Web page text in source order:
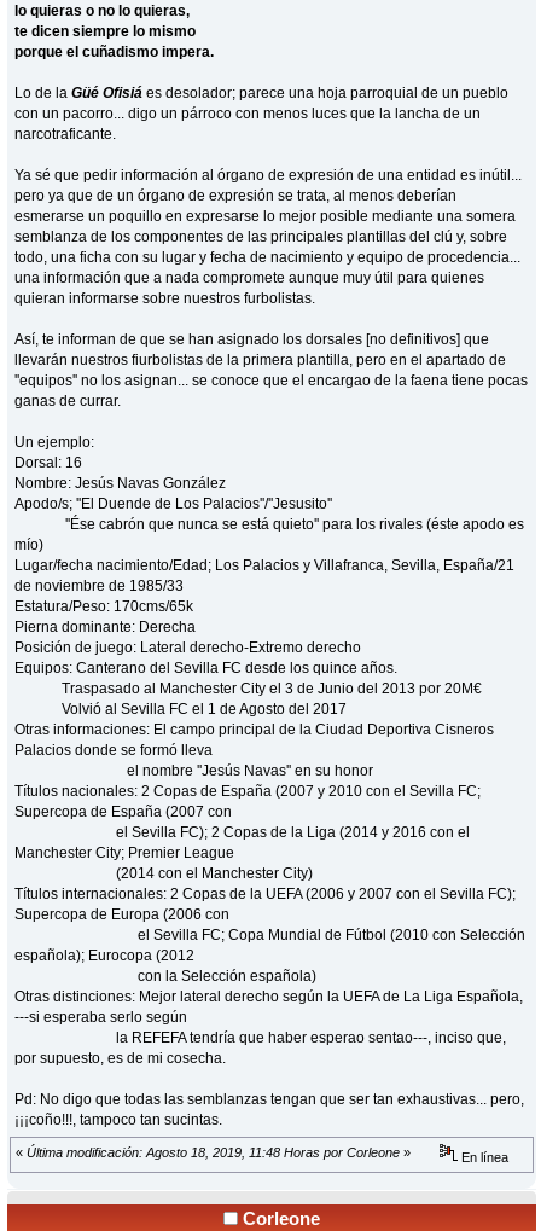
lo quieras o no lo quieras,
te dicen siempre lo mismo
porque el cuñadismo impera.
Lo de laGüé Ofisiá es desolador; parece una hoja parroquial de un pueblo
con un pacorro... digo un párroco con menos luces que la lancha de un
narcotraficante.
Ya sé que pedir información al órgano de expresión de una entidad es inútil...
pero ya que de un órgano de expresión se trata, al menos deberían
esmerarse un poquillo en expresarse lo mejor posible mediante una somera
semblanza de los componentes de las principales plantillas del clú y, sobre
todo, una ficha con su lugar y fecha de nacimiento y equipo de procedencia...
una información que a nada compromete aunque muy útil para quienes
quieran informarse sobre nuestros furbolistas.
Así, te informan de que se han asignado los dorsales [no definitivos] que
llevarán nuestros fiurbolistas de la primera plantilla, pero en el apartado de
''equipos'' no los asignan... se conoce que el encargao de la faena tiene pocas
ganas de currar.
Un ejemplo:
Dorsal: 16
Nombre: Jesús Navas González
Apodo/s; ''El Duende de Los Palacios''/''Jesusito''
''Ése cabrón que nunca se está quieto'' para los rivales (éste apodo es
mío)
Lugar/fecha nacimiento/Edad; Los Palacios y Villafranca, Sevilla, España/21
de noviembre de 1985/33
Estatura/Peso: 170cms/65k
Pierna dominante: Derecha
Posición de juego: Lateral derecho-Extremo derecho
Equipos: Canterano del Sevilla FC desde los quince años.
Traspasado al Manchester City el 3 de Junio del 2013 por 20M€
Volvió al Sevilla FC el 1 de Agosto del 2017
Otras informaciones: El campo principal de la Ciudad Deportiva Cisneros
Palacios donde se formó lleva
el nombre ''Jesús Navas'' en su honor
Títulos nacionales: 2 Copas de España (2007 y 2010 con el Sevilla FC;
Supercopa de España (2007 con
el Sevilla FC); 2 Copas de la Liga (2014 y 2016 con el
Manchester City; Premier League
(2014 con el Manchester City)
Títulos internacionales: 2 Copas de la UEFA (2006 y 2007 con el Sevilla FC);
Supercopa de Europa (2006 con
el Sevilla FC; Copa Mundial de Fútbol (2010 con Selección
española); Eurocopa (2012
con la Selección española)
Otras distinciones: Mejor lateral derecho según la UEFA de La Liga Española,
---si esperaba serlo según
la REFEFA tendría que haber esperao sentao---, inciso que,
por supuesto, es de mi cosecha.
Pd: No digo que todas las semblanzas tengan que ser tan exhaustivas... pero,
¡¡¡coño!!!, tampoco tan sucintas.
« Última modificación: Agosto 18, 2019, 11:48 Horas por Corleone » En línea
Corleone